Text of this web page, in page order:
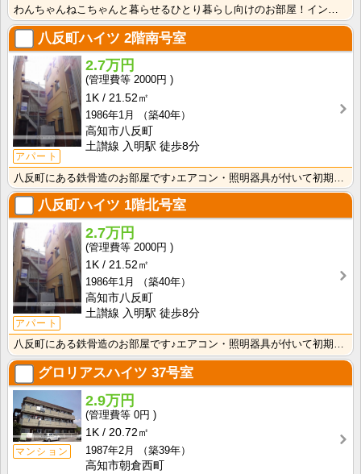
八反町ハイツ 2階南号室
アパート
2.7万円
2000円
1K
21.52㎡
1986年1月
（築40年）
高知市八反町
土讃線 入明駅 徒歩8分
八反町ハイツ 1階北号室
アパート
2.7万円
2000円
1K
21.52㎡
1986年1月
（築40年）
高知市八反町
土讃線 入明駅 徒歩8分
八反町にある鉄骨造のお部屋です♪エアコン・照明器具が付いて初期費用の節約になりますね！
グロリアスハイツ 37号室
マンション
2.9万円
0円
1K
20.72㎡
1987年2月
（築39年）
高知市朝倉西町